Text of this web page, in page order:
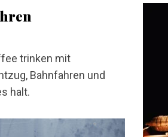
trinken mit
Bahnfahren und
halt.